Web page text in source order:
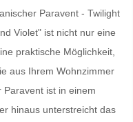
Paravent - Twilight
Violet" ist nicht nur eine
praktische Möglichkeit,
aus Ihrem Wohnzimmer
Paravent ist in einem
hinaus unterstreicht das